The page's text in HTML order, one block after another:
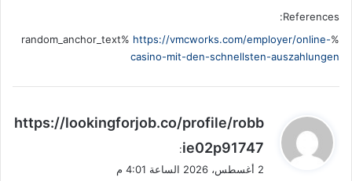
References:
%random_anchor_text%
https://vmcworks.com/employer/online-
casino-mit-den-schnellsten-auszahlungen
ي
و
ل
https://lookingforjob.co/profile/robb
ie02p91747
:
2 أغسطس، 2026 الساعة 4:01 م